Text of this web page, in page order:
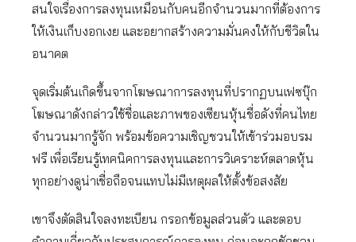
สนใจเรื่องการลงทุนเหมือนกับคนอีกจำนวนมากที่ต้องการ
ให้เงินเก็บงอกเงย และอยากสร้างความมั่นคงให้กับชีวิตใน
อนาคต
จุดเริ่มต้นเกิดขึ้นจากโฆษณาการลงทุนที่ปรากฏบนเฟซบุ๊ก
โฆษณาดังกล่าวใช้ชื่อและภาพของเซียนหุ้นชื่อดังที่คนไทย
จำนวนมากรู้จัก พร้อมข้อความเชิญชวนให้เข้าร่วมอบรม
ฟรี เพื่อเรียนรู้เทคนิคการลงทุนและการวิเคราะห์ตลาดหุ้น
ทุกอย่างดูน่าเชื่อถือจนแทบไม่มีเหตุผลให้ตั้งข้อสงสัย
เขาจึงตัดสินใจลงทะเบียน กรอกข้อมูลส่วนตัว และตอบ